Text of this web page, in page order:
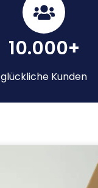
10.000+
glückliche Kunden